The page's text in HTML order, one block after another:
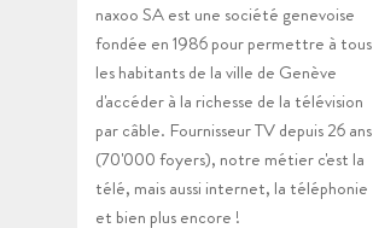
naxoo SA est une société genevoise
fondée en 1986 pour permettre à tous
les habitants de la ville de Genève
d'accéder à la richesse de la télévision
par câble. Fournisseur TV depuis 26 ans
(70'000 foyers), notre métier c'est la
télé, mais aussi internet, la téléphonie
et bien plus encore !